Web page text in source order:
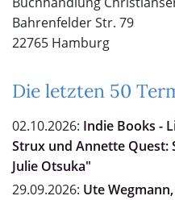
Bahrenfelder Str. 79
22765 Hamburg
Die letzten 50
02.10.2026: Indie Books -
Strux und Annette Quest:
Julie Otsuka"
29.09.2026: Ute